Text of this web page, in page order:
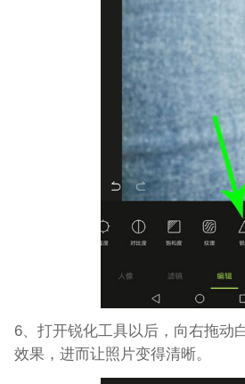
6、打开锐化工具以后，向右拖动
效果，进而让照片变得清晰。